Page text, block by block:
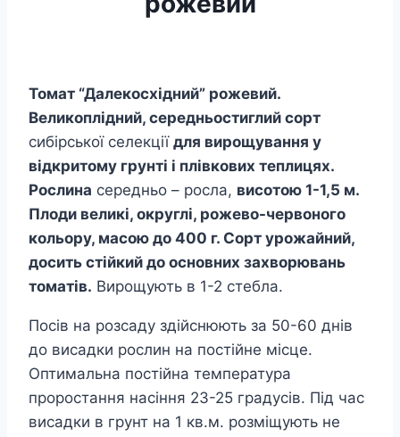
Томат “Далекосхідний” рожевий.
Великоплідний, середньостиглий сорт
сибірської селекції для вирощування у
відкритому грунті і плівкових теплицях.
Рослина середньо – росла, висотою 1-1,5 м.
Плоди великі, округлі, рожево-червоного
кольору, масою до 400 г. Сорт урожайний,
досить стійкий до основних захворювань
томатів. Вирощують в 1-2 стебла.
Посів на розсаду здійснюють за 50-60 днів
до висадки рослин на постійне місце.
Оптимальна постійна температура
проростання насіння 23-25 ​​градусів. Під час
висадки в грунт на 1 кв.м. розміщують не